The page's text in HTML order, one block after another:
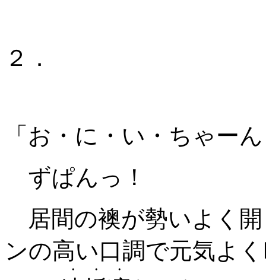
２．
「お・に・い・ちゃー
ずぱんっ！
居間の襖が勢いよく
ンの高い口調で元気よ
・・・